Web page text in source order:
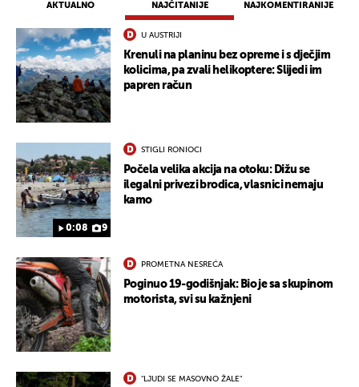
AKTUALNO NAJČITANIJE NAJKOMENTIRANIJE
U AUSTRIJI
Krenuli na planinu bez opreme i s dječjim
kolicima, pa zvali helikoptere: Slijedi im
papren račun
0:08 9
STIGLI RONIOCI
Počela velika akcija na otoku: Dižu se
ilegalni privezi brodica, vlasnici nemaju
kamo
PROMETNA NESREĆA
Poginuo 19-godišnjak: Bio je sa skupinom
motorista, svi su kažnjeni
"LJUDI SE MASOVNO ŽALE"